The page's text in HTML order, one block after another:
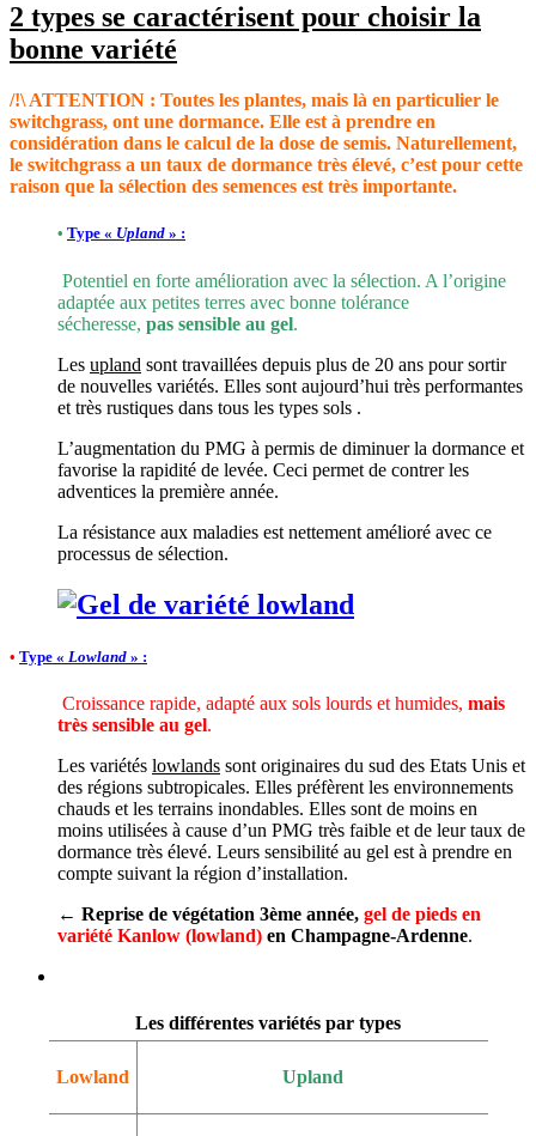
2 types se caractérisent pour choisir la
bonne variété
/!\ ATTENTION : Toutes les plantes, mais là en particulier le
switchgrass, ont une dormance. Elle est à prendre en
considération dans le calcul de la dose de semis. Naturellement,
le switchgrass a un taux de dormance très élevé, c’est pour cette
raison que la sélection des semences est très importante.
• Type « Upland » :
Potentiel en forte amélioration avec la sélection. A l’origine
adaptée aux petites terres avec bonne tolérance
sécheresse, pas sensible au gel.
Les upland sont travaillées depuis plus de 20 ans pour sortir
de nouvelles variétés. Elles sont aujourd’hui très performantes
et très rustiques dans tous les types sols .
L’augmentation du PMG à permis de diminuer la dormance et
favorise la rapidité de levée. Ceci permet de contrer les
adventices la première année.
La résistance aux maladies est nettement amélioré avec ce
processus de sélection.
• Type « Lowland » :
Croissance rapide, adapté aux sols lourds et humides, mais
très sensible au gel.
Les variétés lowlands sont originaires du sud des Etats Unis et
des régions subtropicales. Elles préfèrent les environnements
chauds et les terrains inondables. Elles sont de moins en
moins utilisées à cause d’un PMG très faible et de leur taux de
dormance très élevé. Leurs sensibilité au gel est à prendre en
compte suivant la région d’installation.
← Reprise de végétation 3ème année, gel de pieds en
variété Kanlow (lowland) en Champagne-Ardenne.
Les différentes variétés par types
Lowland Upland